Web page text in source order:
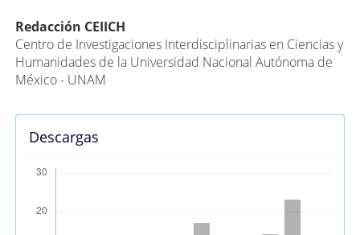
Contenido
principal
del
Redacción CEIICH
Centro de Investigaciones Interdisciplinarias en Ciencias y
Humanidades de la Universidad Nacional Autónoma de
México - UNAM
Descargas